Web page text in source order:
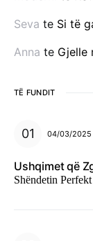
Seva te Si të
Anna te Gjelle
TË FUNDIT
04/03/2025
Ushqimet që
Shëndetin Perfekt